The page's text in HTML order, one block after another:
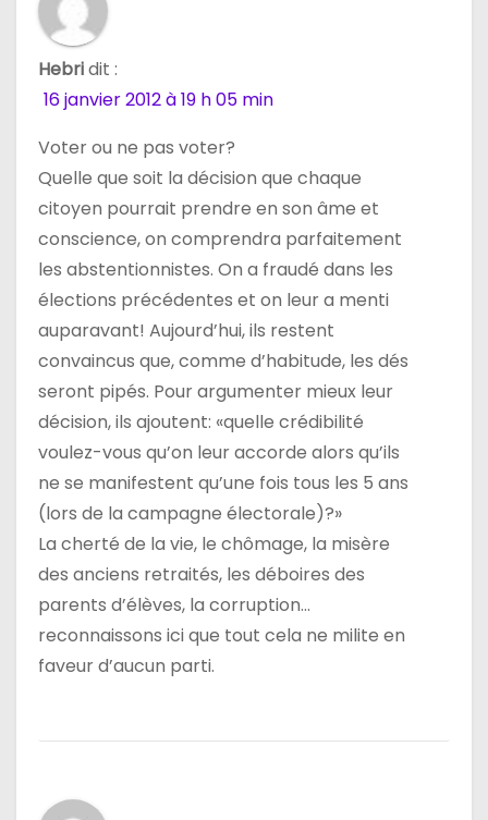
Hebridit :
16 janvier 2012 à 19 h 05 min
Voter ou ne pas voter?
Quelle que soit la décision que chaque
citoyen pourrait prendre en son âme et
conscience, on comprendra parfaitement
les abstentionnistes. On a fraudé dans les
élections précédentes et on leur a menti
auparavant! Aujourd’hui, ils restent
convaincus que, comme d’habitude, les dés
seront pipés. Pour argumenter mieux leur
décision, ils ajoutent: «quelle crédibilité
voulez-vous qu’on leur accorde alors qu’ils
ne se manifestent qu’une fois tous les 5 ans
(lors de la campagne électorale)?»
La cherté de la vie, le chômage, la misère
des anciens retraités, les déboires des
parents d’élèves, la corruption…
reconnaissons ici que tout cela ne milite en
faveur d’aucun parti.